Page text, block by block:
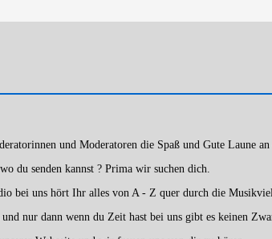
und Moderatoren die Spaß und Gute Laune
du senden kannst ? Prima wir suchen dich.
bei uns hört Ihr alles von A - Z quer durch die
und nur dann wenn du Zeit hast bei uns gibt es keinen